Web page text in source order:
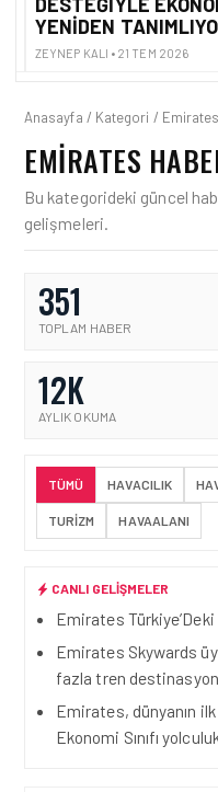
YENIDEN
ZEYNEP KALI • 21 TEM 2026
Anasayfa / Kategori /
EMIRATES
Bu kategorideki güncel
gelişmeleri.
351
TOPLAM HABER
12K
AYLIK OKUMA
TÜMÜ HAVACILIK
TURIZM HAVAALANI
CANLI GELIŞMELER
Emirates
Emirates Skywards
fazla tren
Emirates, dünyanın
Ekonomi Sınıfı